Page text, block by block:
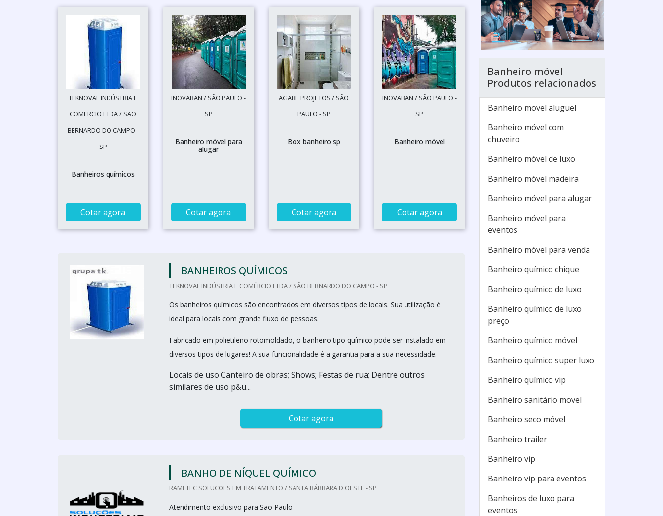
TEKNOVAL INDÚSTRIA E
COMÉRCIO LTDA / SÃO
BERNARDO DO CAMPO -
SP
Banheiros químicos
Cotar agora
INOVABAN / SÃO PAULO -
SP
Banheiro móvel para
alugar
Cotar agora
AGABE PROJETOS / SÃO
PAULO - SP
Box banheiro sp
Cotar agora
INOVABAN / SÃO PAULO -
SP
Banheiro móvel
Cotar agora
BANHEIROS QUÍMICOS
TEKNOVAL INDÚSTRIA E COMÉRCIO LTDA / SÃO BERNARDO DO CAMPO - SP
Os banheiros químicos são encontrados em diversos tipos de locais. Sua utilização é
ideal para locais com grande fluxo de pessoas.
Fabricado em polietileno rotomoldado, o banheiro tipo químico pode ser instalado em
diversos tipos de lugares! A sua funcionalidade é a garantia para a sua necessidade.
Locais de uso Canteiro de obras; Shows; Festas de rua; Dentre outros
similares de uso p&u...
Cotar agora
BANHO DE NÍQUEL QUÍMICO
RAMETEC SOLUCOES EM TRATAMENTO / SANTA BÁRBARA D'OESTE - SP
Atendimento exclusivo para São Paulo
Banheiro móvel
Produtos relacionados
Banheiro movel aluguel
Banheiro móvel com
chuveiro
Banheiro móvel de luxo
Banheiro móvel madeira
Banheiro móvel para alugar
Banheiro móvel para
eventos
Banheiro móvel para venda
Banheiro químico chique
Banheiro químico de luxo
Banheiro químico de luxo
preço
Banheiro químico móvel
Banheiro químico super luxo
Banheiro químico vip
Banheiro sanitário movel
Banheiro seco móvel
Banheiro trailer
Banheiro vip
Banheiro vip para eventos
Banheiros de luxo para
eventos